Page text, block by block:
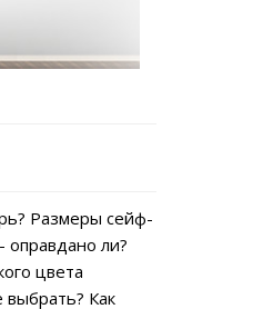
Размеры сейф-
оправдано ли?
цвета
выбрать? Как